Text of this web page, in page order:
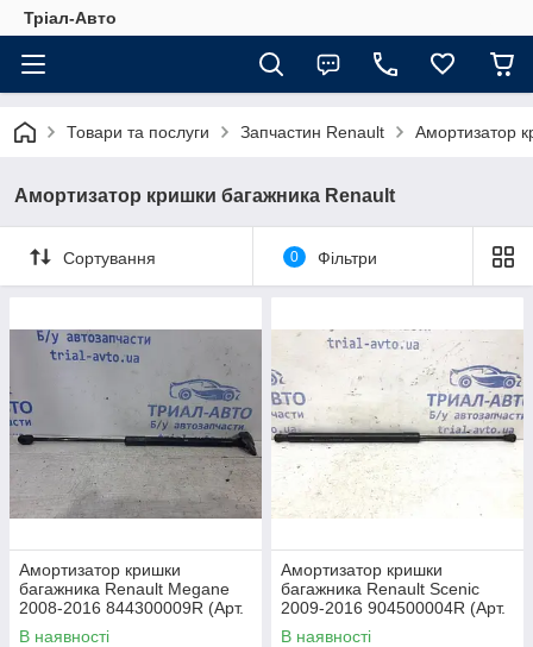
Тріал-Авто
Товари та послуги Запчастин Renault Амортизатор
Амортизатор кришки багажника Renault
Сортування 0 Фільтри
Амортизатор кришки
багажника Renault Megane
2008-2016 844300009R (Арт.
26814)
В наявності
Амортизатор кришки
багажника Renault Scenic
2009-2016 904500004R (Арт.
33104)
В наявності